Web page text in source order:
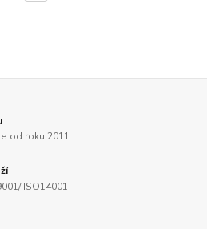
od roku 2011
ISO14001